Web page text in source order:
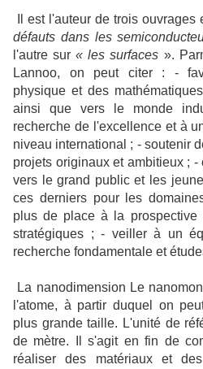
Il est l'auteur de trois
défauts dans les
l'autre sur« les surfaces ».
Lannoo, on peut citer : -
physique et des
ainsi que vers le monde
recherche de l'excellence et à
niveau international ; - soutenir
projets originaux et ambitieux ;
vers le grand public et les
ces derniers pour les
plus de place à la
stratégiques ; - veiller à un
recherche fondamentale et
La nanodimension Le
l'atome, à partir duquel on
plus grande taille. L'unité de
de mètre. Il s'agit en fin de
réaliser des matériaux et